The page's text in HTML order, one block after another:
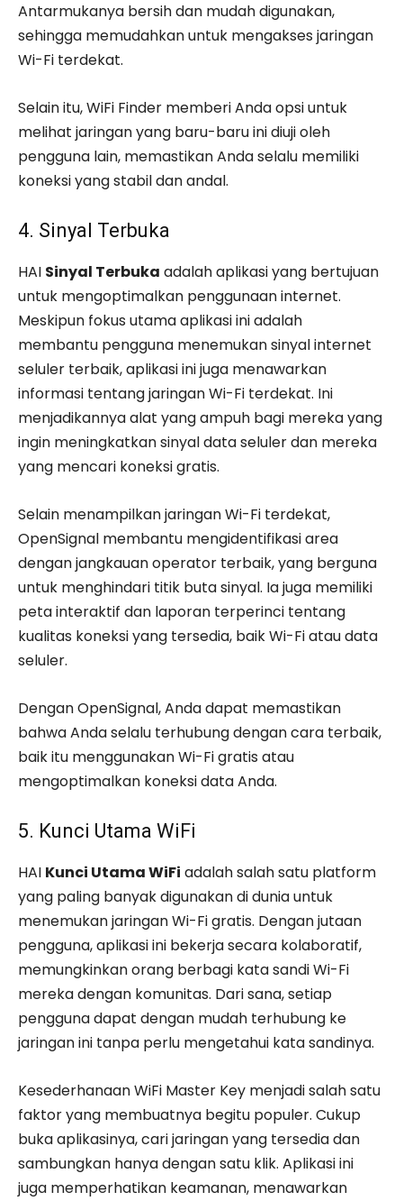
Antarmukanya bersih dan mudah digunakan,
sehingga memudahkan untuk mengakses jaringan
Wi-Fi terdekat.
Selain itu, WiFi Finder memberi Anda opsi untuk
melihat jaringan yang baru-baru ini diuji oleh
pengguna lain, memastikan Anda selalu memiliki
koneksi yang stabil dan andal.
4. Sinyal Terbuka
HAI Sinyal Terbuka adalah aplikasi yang bertujuan
untuk mengoptimalkan penggunaan internet.
Meskipun fokus utama aplikasi ini adalah
membantu pengguna menemukan sinyal internet
seluler terbaik, aplikasi ini juga menawarkan
informasi tentang jaringan Wi-Fi terdekat. Ini
menjadikannya alat yang ampuh bagi mereka yang
ingin meningkatkan sinyal data seluler dan mereka
yang mencari koneksi gratis.
Selain menampilkan jaringan Wi-Fi terdekat,
OpenSignal membantu mengidentifikasi area
dengan jangkauan operator terbaik, yang berguna
untuk menghindari titik buta sinyal. Ia juga memiliki
peta interaktif dan laporan terperinci tentang
kualitas koneksi yang tersedia, baik Wi-Fi atau data
seluler.
Dengan OpenSignal, Anda dapat memastikan
bahwa Anda selalu terhubung dengan cara terbaik,
baik itu menggunakan Wi-Fi gratis atau
mengoptimalkan koneksi data Anda.
5. Kunci Utama WiFi
HAI Kunci Utama WiFi adalah salah satu platform
yang paling banyak digunakan di dunia untuk
menemukan jaringan Wi-Fi gratis. Dengan jutaan
pengguna, aplikasi ini bekerja secara kolaboratif,
memungkinkan orang berbagi kata sandi Wi-Fi
mereka dengan komunitas. Dari sana, setiap
pengguna dapat dengan mudah terhubung ke
jaringan ini tanpa perlu mengetahui kata sandinya.
Kesederhanaan WiFi Master Key menjadi salah satu
faktor yang membuatnya begitu populer. Cukup
buka aplikasinya, cari jaringan yang tersedia dan
sambungkan hanya dengan satu klik. Aplikasi ini
juga memperhatikan keamanan, menawarkan